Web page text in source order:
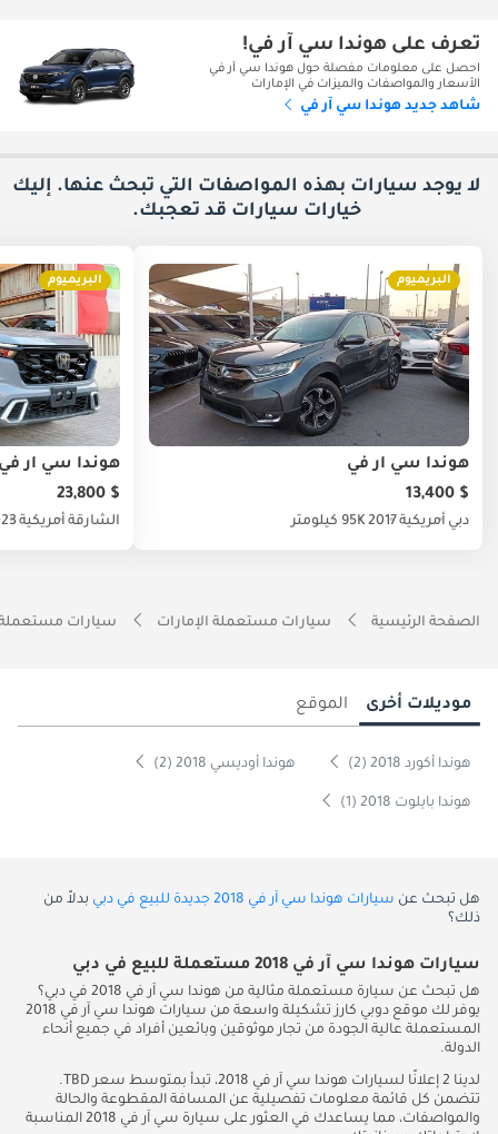
تعرف على هوندا سي آر في!
احصل على معلومات مفصلة حول هوندا سي آر في
الأسعار والمواصفات والميزات في الإمارات
شاهد جديد هوندا سي آر في
لا يوجد سيارات بهذه المواصفات التي تبحث عنها. إليك
خيارات سيارات قد تعجبك.
البريميوم
هوندا سي آر في
$ 13,400
دبي أمريكية 201795K كيلومتر
البريميوم
هوندا سي آر
$ 23,800
الشارقة أمريكية
الصفحة الرئيسية سيارات مستعملة الإمارات سيارات
موديلات أخرى الموقع
هوندا أكورد 2018 (2) هوندا أوديسي 2018 (2)
هوندا بايلوت 2018 (1)
هل تبحث عن سيارات هوندا سي آر في 2018 جديدة للبيع في دبي
بدلاً من
ذلك؟
سيارات هوندا سي آر في 2018 مستعملة للبيع في دبي
هل تبحث عن سيارة مستعملة مثالية من هوندا سي آر في 2018 في دبي؟
يوفر لك موقع دوبي كارز تشكيلة واسعة من سيارات هوندا سي آر في 2018
المستعملة عالية الجودة من تجار موثوقين وبائعين أفراد في جميع أنحاء
الدولة.
لدينا 2 إعلانًا لسيارات هوندا سي آر في 2018، تبدأ بمتوسط سعر TBD.
تتضمن كل قائمة معلومات تفصيلية عن المسافة المقطوعة والحالة
والمواصفات، مما يساعدك في العثور على سيارة سي آر في 2018 المناسبة